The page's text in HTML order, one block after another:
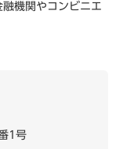
機関やコンビニエ
1号